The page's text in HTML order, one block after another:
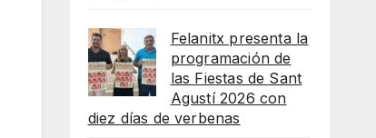
Felanitx presenta la
programación de
las Fiestas de Sant
Agustí 2026 con
diez días de verbenas